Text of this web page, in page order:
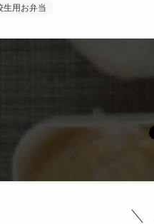
生用お弁当